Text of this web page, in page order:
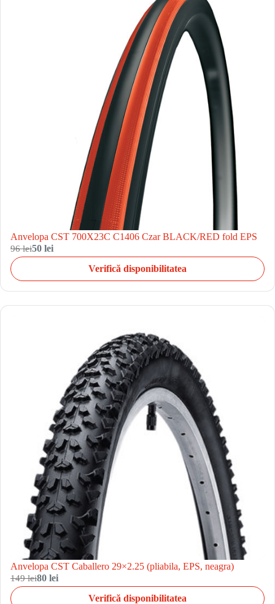
Anvelopa CST 700X23C C1406 Czar BLACK/RED fold EPS
96 lei50 lei
Verifică disponibilitatea
Anvelopa CST Caballero 29×2.25 (pliabila, EPS, neagra)
149 lei80 lei
Verifică disponibilitatea